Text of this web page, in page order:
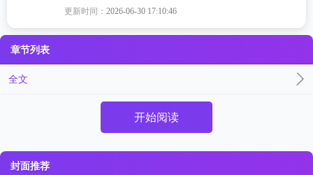
更新时间：2026-06-30 17:10:46
章节列表
全文
开始阅读
封面推荐